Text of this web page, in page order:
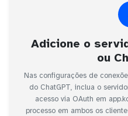
Adicione o
ou
Nas configurações de
do ChatGPT, inclua o
acesso via OAuth em
processo em ambos os